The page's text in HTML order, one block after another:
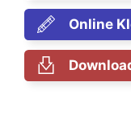
Online